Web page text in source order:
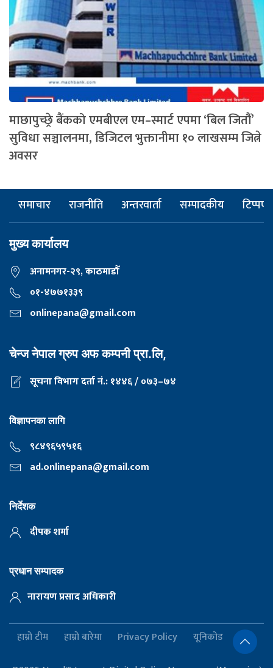
माछापुच्छ्रे बैंकको एमबीएल एम–स्मार्ट एपमा ‘बिल जितौं’
सुविधा सञ्चालनमा, डिजिटल भुक्तानीमा १० लाखसम्म जित्ने
अवसर
समाचार राजनीति अन्तरवार्ता सम्पादकीय टिप्पणी
मुख्य कार्यालय
अनामनगर-२९, काठमाडाैँ
०१-४७७१३३९
onlinepana@gmail.com
चेन्ज नेपाल ग्रुप अफ कम्पनी प्रा.लि,
सूचना विभाग दर्ता नं.: १४४६ / ०७३–७४
विज्ञापनका लागि
९८४९६५९५१६
ad.onlinepana@gmail.com
निर्देशक
दीपक शर्मा
प्रधान सम्पादक
नारायण प्रसाद अधिकारी
हाम्रो टीम हाम्रो बारेमा Privacy Policy यूनिकोड